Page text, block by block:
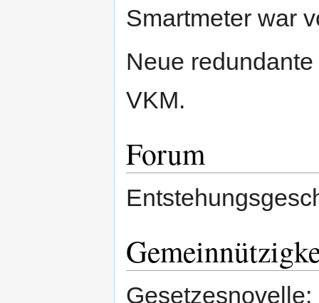
Smartmeter war
Neue
VKM.
Forum
Gesetzesnovelle: